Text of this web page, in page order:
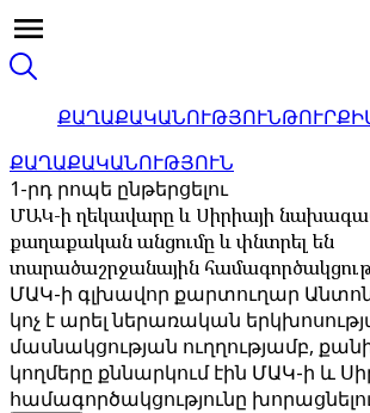
ՔԱՂԱՔԱԿԱՆՈՒԹՅՈՒՆ
ՔԱՂԱՔԱԿԱՆՈՒԹՅՈՒՆ
1-րդ րոպե ընթերցելու
ՄԱԿ-ի ղեկավարը և Սիրիայի
քաղաքական անցումը և փնտրել են
տարածաշրջանային
ՄԱԿ-ի գլխավոր քարտուղար
կոչ է արել ներառական
մասնակցության ուղղությամբ,
կողմերը քննարկում էին ՄԱԿ-ի և
համագործակցությունը